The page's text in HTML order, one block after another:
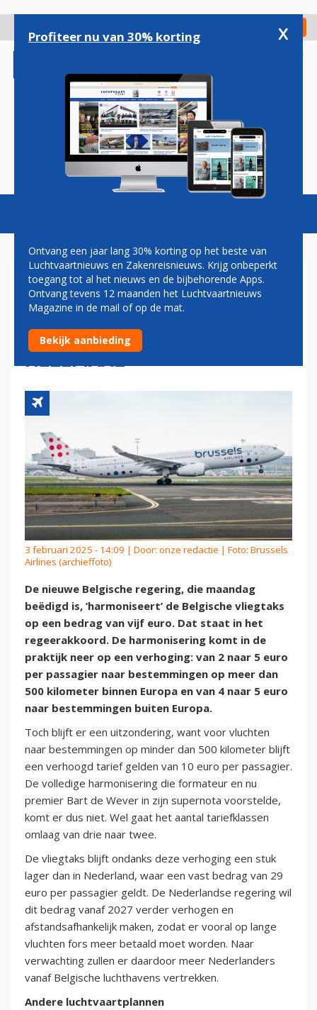
gaan
Check in
Magazine Podcasts Vacatures
NIEUWE BELGISCHE REGERING
'HARMONISEERT' VLIEGTAKS
OP 5 EURO, MAAR TOCH NIET
HELEMAAL
3 februari 2025 - 14:09 | Door: onze redactie | Foto: Brussels
Airlines (archieffoto)
De nieuwe Belgische regering, die maandag
beëdigd is, ‘harmoniseert’ de Belgische vliegtaks
op een bedrag van vijf euro. Dat staat in het
regeerakkoord. De harmonisering komt in de
praktijk neer op een verhoging: van 2 naar 5 euro
per passagier naar bestemmingen op meer dan
500 kilometer binnen Europa en van 4 naar 5 euro
naar bestemmingen buiten Europa.
Toch blijft er een uitzondering, want voor vluchten
naar bestemmingen op minder dan 500 kilometer blijft
een verhoogd tarief gelden van 10 euro per passagier.
De volledige harmonisering die formateur en nu
premier Bart de Wever in zijn supernota voorstelde,
komt er dus niet. Wel gaat het aantal tariefklassen
omlaag van drie naar twee.
De vliegtaks blijft ondanks deze verhoging een stuk
lager dan in Nederland, waar een vast bedrag van 29
euro per passagier geldt. De Nederlandse regering wil
dit bedrag vanaf 2027 verder verhogen en
afstandsafhankelijk maken, zodat er vooral op lange
vluchten fors meer betaald moet worden. Naar
verwachting zullen er daardoor meer Nederlanders
vanaf Belgische luchthavens vertrekken.
Andere luchtvaartplannen
Profiteer nu van 30% korting x
Ontvang een jaar lang 30% korting op het beste van
Luchtvaartnieuws en Zakenreisnieuws. Krijg onbeperkt
toegang tot al het nieuws en de bijbehorende Apps.
Ontvang tevens 12 maanden het Luchtvaartnieuws
Magazine in de mail of op de mat.
Bekijk aanbieding